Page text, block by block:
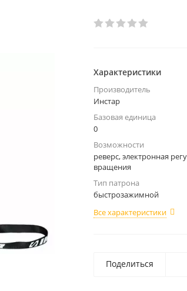
Характеристики
Производитель
Инстар
Базовая единица
0
Возможности
реверс, электронная
вращения
Тип патрона
быстрозажимной
Все характеристики
Поделиться